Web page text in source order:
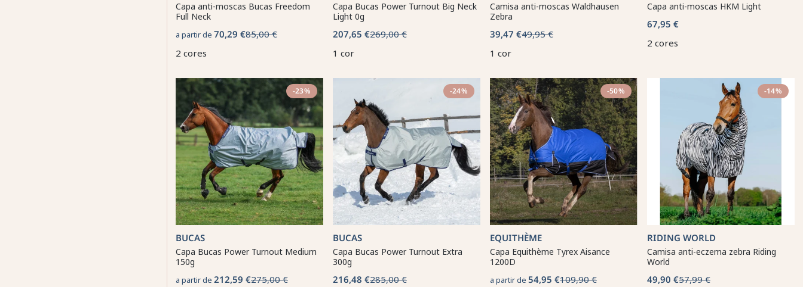
Capa anti-moscas Bucas Freedom
Full Neck
a partir de 70,29 €85,00 €
2 cores
Capa Bucas Power Turnout Big Neck
Light 0g
207,65 €269,00 €
1 cor
Camisa anti-moscas Waldhausen
Zebra
39,47 €49,95 €
1 cor
Capa anti-moscas HKM Light
67,95 €
2 cores
-23%
BUCAS
Capa Bucas Power Turnout Medium
150g
a partir de 212,59 €275,00 €
-24%
BUCAS
Capa Bucas Power Turnout Extra
300g
216,48 €285,00 €
-50%
EQUITHÈME
Capa Equithème Tyrex Aisance
1200D
a partir de 54,95 €109,90 €
-14%
RIDING WORLD
Camisa anti-eczema zebra Riding
World
49,90 €57,99 €